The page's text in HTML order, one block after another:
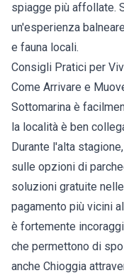
spiagge più affollate.
un'esperienza
e fauna locali.
Consigli Pratici per
Come Arrivare e
Sottomarina è
la località è ben
Durante l'alta
sulle opzioni di
soluzioni gratuite
pagamento più vicini
è fortemente
che permettono di
anche Chioggia